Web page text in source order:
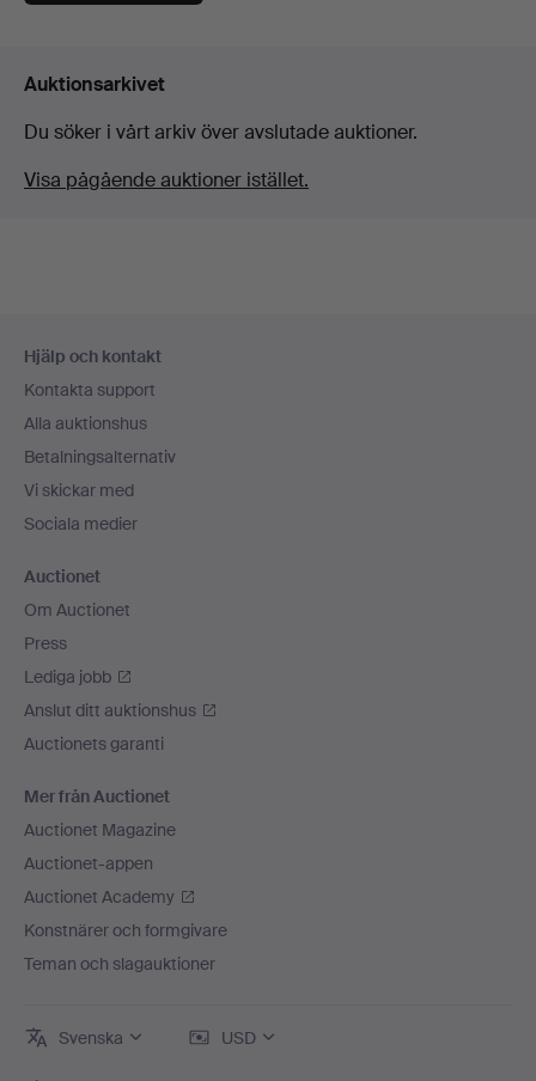
Auktionsarkivet
Du söker i vårt arkiv över avslutade auktioner.
Visa pågående auktioner istället.
Hjälp och kontakt
Kontakta support
Alla auktionshus
Betalningsalternativ
Vi skickar med
Sociala medier
Auctionet
Om Auctionet
Press
Lediga jobb
Anslut ditt auktionshus
Auctionets garanti
Mer från Auctionet
Auctionet Magazine
Auctionet-appen
Auctionet Academy
Konstnärer och formgivare
Teman och slagauktioner
Svenska USD